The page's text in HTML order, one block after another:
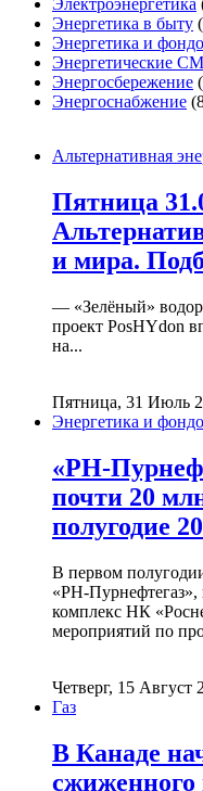
Электроэнергетика
Энергетика в быту
Энергетика и
Энергетические
Энергосбережение
Энергоснабжение
Альтернативная
Пятница
и мира.
— «Зелёный»
проект PosHYdon
на...
Пятница, 31 Июль
Энергетика и
«РН-
почти 20
полугодие
В первом
«РН-
комплекс НК
мероприятий по
Четверг, 15 Август
Газ
В Канаде
сжиженного